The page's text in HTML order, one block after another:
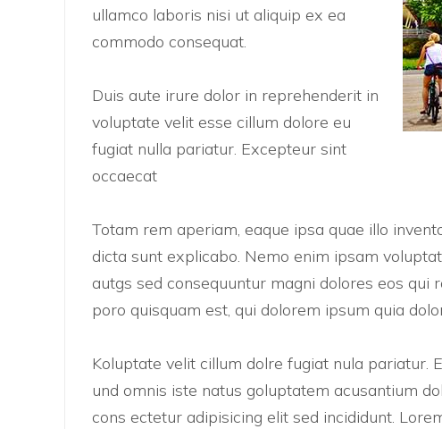
ullamco laboris nisi ut aliquip ex ea
commodo consequat.
Duis aute irure dolor in reprehenderit in
voluptate velit esse cillum dolore eu
fugiat nulla pariatur. Excepteur sint
occaecat
Totam rem aperiam, eaque ipsa quae illo
dicta sunt explicabo. Nemo enim ipsam
autgs sed consequuntur magni dolores eos qui
poro quisquam est, qui dolorem ipsum quia
Koluptate velit cillum dolre fugiat nula pariatur.
und omnis iste natus goluptatem acusantium
cons ectetur adipisicing elit sed incididunt.